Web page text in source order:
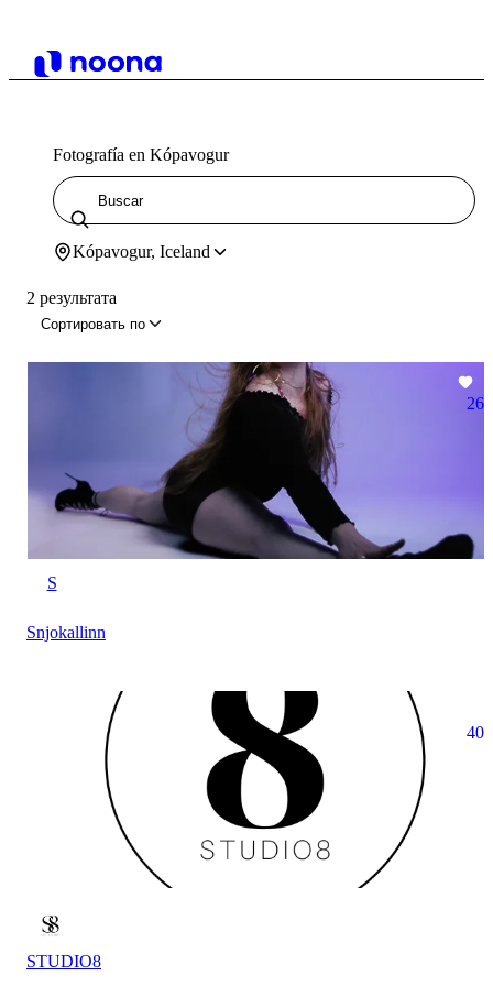
Fotografía en Kópavogur
Kópavogur, Iceland
2 результата
Сортировать по
26
S
Snjokallinn
40
STUDIO8